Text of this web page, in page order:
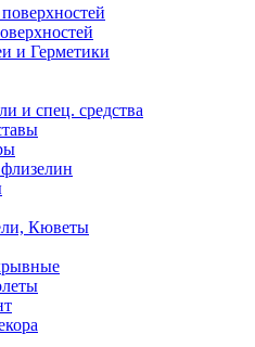
и Герметики
и спец. средства
Кюветы